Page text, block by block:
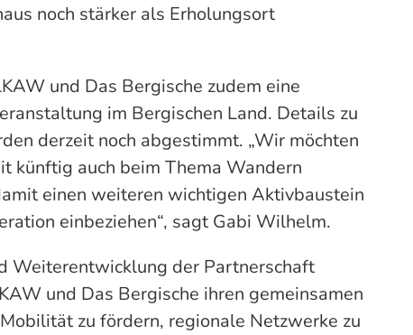
noch stärker als Erholungsort
und Das Bergische zudem eine
im Bergischen Land. Details zu
derzeit noch abgestimmt. „Wir möchten
künftig auch beim Thema Wandern
einen weiteren wichtigen Aktivbaustein
einbeziehen“, sagt Gabi Wilhelm.
Weiterentwicklung der Partnerschaft
und Das Bergische ihren gemeinsamen
zu fördern, regionale Netzwerke zu